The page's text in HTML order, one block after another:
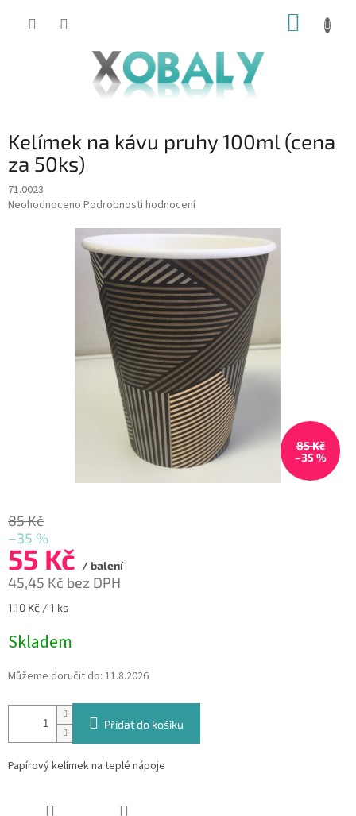
KOŠÍK
Kelímek na kávu pruhy 100ml (cena
za 50ks)
71.0023
Průměrné
Neohodnoceno Podrobnosti hodnocení
85 Kč
–35 %
85 Kč
–35 %
55 Kč / balení
45,45 Kč bez DPH
Měrná
1,10 Kč / 1 ks
Skladem
Můžeme doručit do: 11.8.2026
Přidat do košíku
Papírový kelímek na teplé nápoje